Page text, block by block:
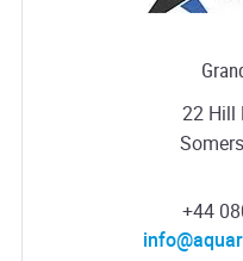
22 Hill
+44